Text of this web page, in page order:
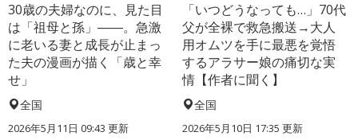
30歳の夫婦なのに、見た目
は「祖母と孫」――。急激
に老いる妻と成長が止まっ
た夫の漫画が描く「歳と幸
せ」
全国
2026年5月11日 09:43 更新
「いつどうなっても…」70代
父が全裸で救急搬送→大人
用オムツを手に最悪を覚悟
するアラサー娘の痛切な実
情【作者に聞く】
全国
2026年5月10日 17:35 更新